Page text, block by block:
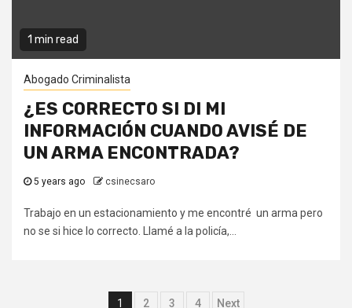
1 min read
Abogado Criminalista
¿ES CORRECTO SI DI MI
INFORMACIÓN CUANDO AVISÉ DE
UN ARMA ENCONTRADA?
5 years ago csinecsaro
Trabajo en un estacionamiento y me encontré un arma pero
no se si hice lo correcto. Llamé a la policía,...
1 2 3 4 Next